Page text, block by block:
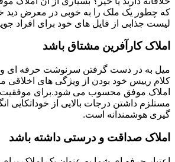
که چطور یک ملک را به خوبی در معرض دید
لیست جذابی از فایل های خود برای افراد
املاک کارآفرین مشتاق باشد
میل به در دست گرفتن سرنوشت حرفه ای
کلام رییس خود بودن از ویژگی های اخلاقی
املاک موفق محسوب می شود.برای موفقیت
مستلزم داشتن درجات بالایی از خوداتکایی
گیری هوشمندانه است.
املاک صداقت و درستی داشته باشد